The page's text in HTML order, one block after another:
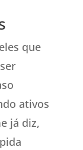
que
ativos
já diz,